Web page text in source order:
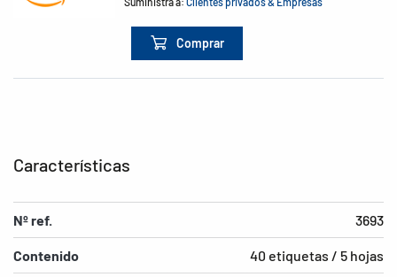
Comprar
Características
Nº ref. 3693
Contenido 40 etiquetas / 5 hojas